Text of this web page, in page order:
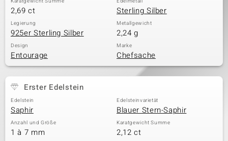
2,69 ct Sterling Silber
Legierung
925er Sterling Silber
Metallgewicht
2,24 g
Design
Entourage
Marke
Chefsache
Erster Edelstein
Edelstein
Saphir
Edelsteinvarietät
Blauer Stern-Saphir
Anzahl und Größe
1 à 7 mm
Karatgewicht Summe
2,12 ct